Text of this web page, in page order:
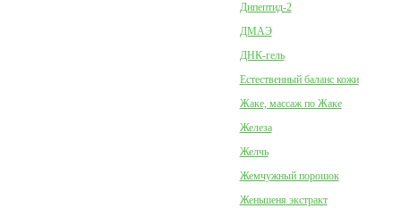
Дипептид-2
ДМАЭ
ДНК-гель
Естественный баланс кожи
Жаке, массаж по Жаке
Железа
Желчь
Жемчужный порошок
Женьшеня экстракт